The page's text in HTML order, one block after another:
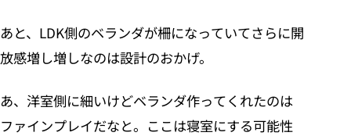
あと、LDK側のベランダが柵になっていてさらに開
放感増し増しなのは設計のおかげ。
あ、洋室側に細いけどベランダ作ってくれたのは
ファインプレイだなと。ここは寝室にする可能性